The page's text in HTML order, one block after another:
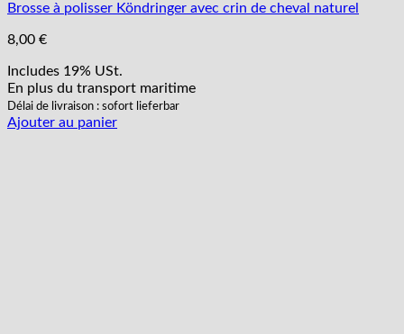
Brosse à polisser Köndringer avec crin de cheval naturel
8,00 €
Includes 19% USt.
En plus du transport maritime
Délai de livraison : sofort lieferbar
Ajouter au panier